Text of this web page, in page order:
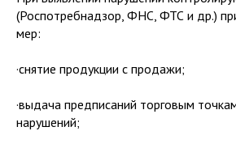
(Роспотребнадзор, ФНС, ФТС и др.)
мер:
·снятие продукции с продажи;
·выдача предписаний торговым
нарушений;